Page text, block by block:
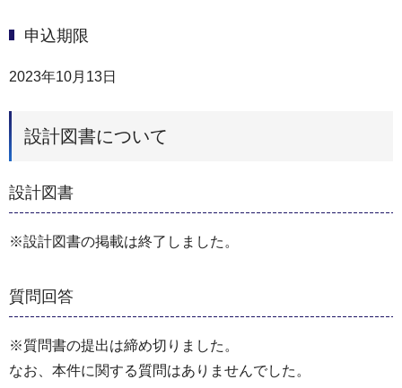
申込期限
2023年10月13日
設計図書について
設計図書
※設計図書の掲載は終了しました。
質問回答
※質問書の提出は締め切りました。
なお、本件に関する質問はありませんでした。